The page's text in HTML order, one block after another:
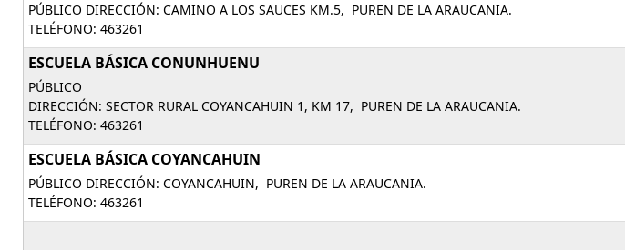
PÚBLICO DIRECCIÓN: CAMINO A LOS SAUCES KM.5, PUREN DE LA ARAUCANIA.
TELÉFONO: 463261
ESCUELA BÁSICA CONUNHUENU
PÚBLICO
DIRECCIÓN: SECTOR RURAL COYANCAHUIN 1, KM 17, PUREN DE LA ARAUCANIA.
TELÉFONO: 463261
ESCUELA BÁSICA COYANCAHUIN
PÚBLICO DIRECCIÓN: COYANCAHUIN, PUREN DE LA ARAUCANIA.
TELÉFONO: 463261